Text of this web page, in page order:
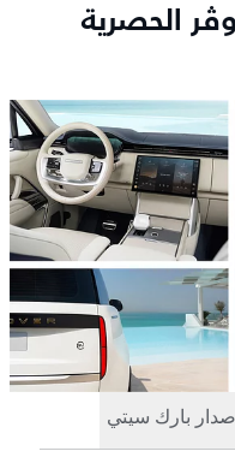
الحصرية
إصدار بارك سيتي